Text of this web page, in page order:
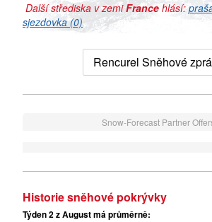
Další střediska v zemiFrance hlásí:
sjezdovka (0)
Rencurel Sněhové
Snow-Forecast Partner
Historie sněhové pokrývky
Týden 2 z August má průměrně: